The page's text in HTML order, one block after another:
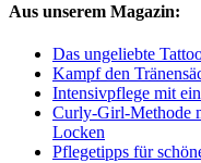
Aus unserem Magazin:
Das ungeliebte
Kampf den
Intensivpflege mit
Curly-Girl-Methode
Locken
Pflegetipps für